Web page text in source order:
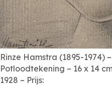
Rinze Hamstra (1895-1974)
Potloodtekening – 16 x 14
1928 – Prijs: